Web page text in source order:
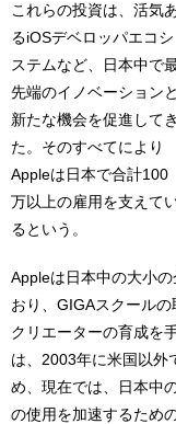
これらの投資は、活気
るiOSデベロッパエコシ
ステムなど、日本中で
先端のイノベーションと
新たな機会を促進してき
た。そのすべてにより
Appleは日本で合計100
万以上の雇用を支えて
るという。
Appleは日本中の大小
おり、GIGAスクール
クリエーターの育成を
は、2003年に米国以外
め、現在では、日本中
の使用を加速するため